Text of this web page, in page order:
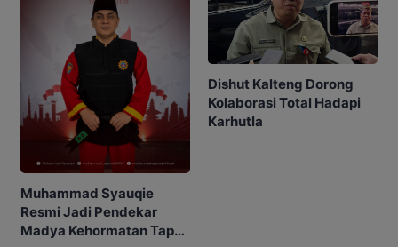
Muhammad Syauqie
Resmi Jadi Pendekar
Madya Kehormatan Tapak
Dishut Kalteng Dorong
Kolaborasi Total Hadapi
Karhutla